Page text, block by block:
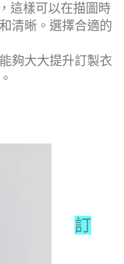
這樣可以在描圖時
清晰。選擇合適的
夠大大提升訂製衣
訂